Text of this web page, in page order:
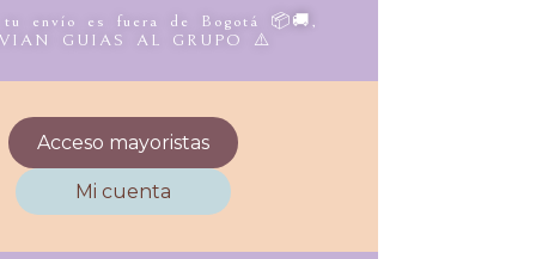
envío es fuera de Bogotá 📦🚚,
GUIAS AL GRUPO ⚠️
Acceso mayoristas
Mi cuenta